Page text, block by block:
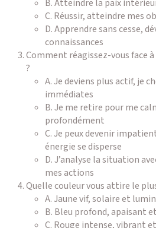
B. Atteindre la paix
C. Réussir, atteindre mes
D. Apprendre sans cesse,
connaissances
Comment réagissez-vous face
?
A. Je deviens plus actif, je
immédiates
B. Je me retire pour me
profondément
C. Je peux devenir
énergie se disperse
D. J’analyse la situation
mes actions
Quelle couleur vous attire le
A. Jaune vif, solaire et
B. Bleu profond, apaisant
C. Rouge intense, vibrant